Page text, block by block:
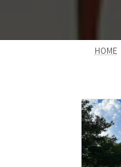
HOME